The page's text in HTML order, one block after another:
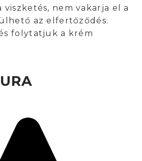
viszketés, nem vakarja el a
az elfertőződés.
folytatjuk a krém